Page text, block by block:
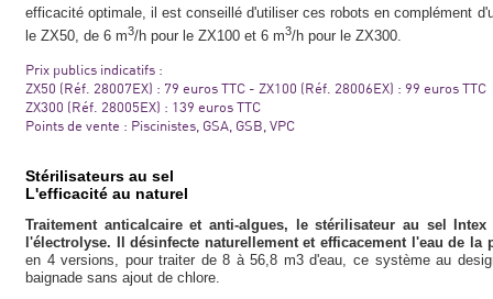
efficacité optimale, il est conseillé d'utiliser ces robots en complément
le ZX50, de 6 m3/h pour le ZX100 et 6 m3/h pour le ZX300.
Prix publics indicatifs :
ZX50 (Réf. 28007EX) : 79 euros TTC - ZX100 (Réf. 28006EX) : 99 euros TTC
ZX300 (Réf. 28005EX) : 139 euros TTC
Points de vente : Piscinistes, GSA, GSB, VPC
Stérilisateurs au sel
L'efficacité au naturel
Traitement anticalcaire et anti-algues, le stérilisateur au sel
l'électrolyse. Il désinfecte naturellement et efficacement l'eau de
en 4 versions, pour traiter de 8 à 56,8 m3 d'eau, ce système au
baignade sans ajout de chlore.